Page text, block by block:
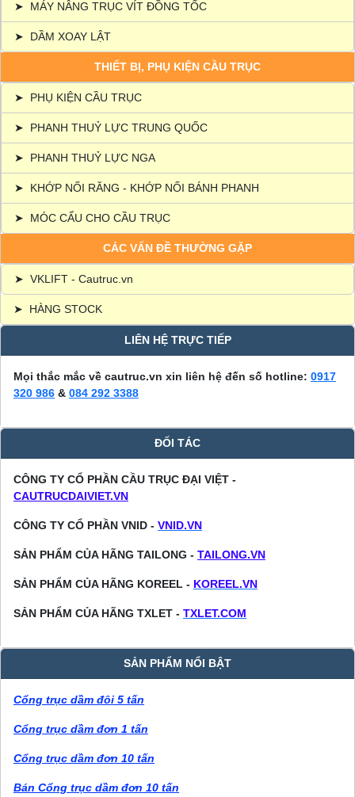
➤ MÁY NÂNG TRỤC VÍT ĐỒNG TỐC
➤ DẦM XOAY LẬT
THIẾT BỊ, PHỤ KIỆN CẦU TRỤC
➤ PHỤ KIỆN CẦU TRỤC
➤ PHANH THUỶ LỰC TRUNG QUỐC
➤ PHANH THUỶ LỰC NGA
➤ KHỚP NỐI RĂNG - KHỚP NỐI BÁNH PHANH
➤ MÓC CẨU CHO CẦU TRỤC
CÁC VẤN ĐỀ THƯỜNG GẶP
➤ VKLIFT - Cautruc.vn
➤ HÀNG STOCK
LIÊN HỆ TRỰC TIẾP
Mọi thắc mắc về cautruc.vn xin liên hệ đến số hotline: 0917
320 986 & 084 292 3388
ĐỐI TÁC
CÔNG TY CỔ PHẦN CẦU TRỤC ĐẠI VIỆT -
CAUTRUCDAIVIET.VN
CÔNG TY CỔ PHẦN VNID - VNID.VN
SẢN PHẨM CỦA HÃNG TAILONG - TAILONG.VN
SẢN PHẨM CỦA HÃNG KOREEL - KOREEL.VN
SẢN PHẨM CỦA HÃNG TXLET - TXLET.COM
SẢN PHẨM NỔI BẬT
Cổng trục dầm đôi 5 tấn
Cổng trục dầm đơn 1 tấn
Cổng trục dầm đơn 10 tấn
Bán Cổng trục dầm đơn 10 tấn